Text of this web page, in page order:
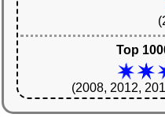
Top
(2008, 2012,